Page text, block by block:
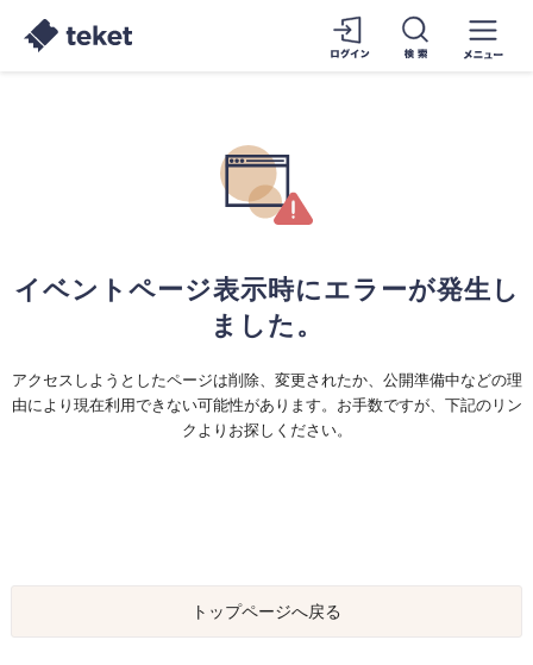
イベントページ表示時にエラーが発生し
ました。
アクセスしようとしたページは削除、変更されたか、公開準備中などの理
由により現在利用できない可能性があります。お手数ですが、下記のリン
クよりお探しください。
トップページへ戻る